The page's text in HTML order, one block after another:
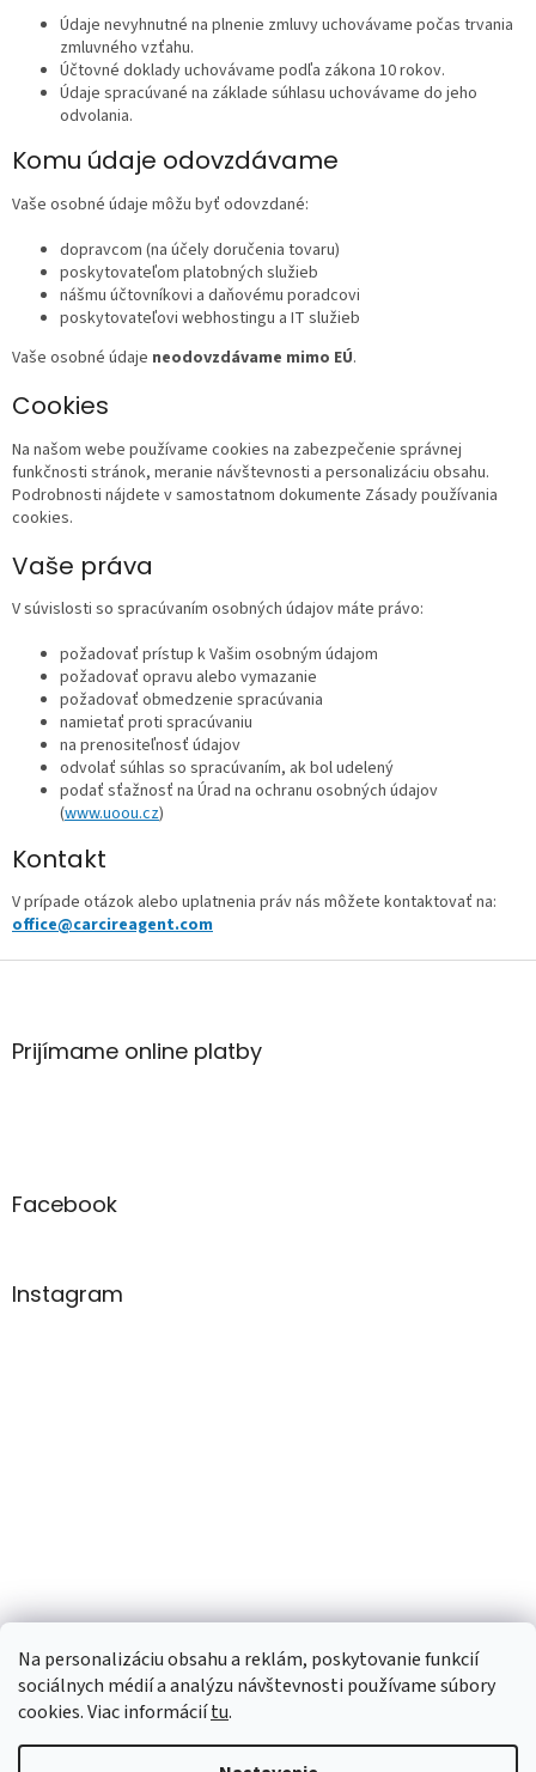
Na personalizáciu obsahu a reklám, poskytovanie funkcií
sociálnych médií a analýzu návštevnosti používame súbory
cookies. Viac informáciítu.
Údaje nevyhnutné na plnenie zmluvy uchovávame počas trvania
zmluvného vzťahu.
Účtovné doklady uchovávame podľa zákona 10 rokov.
Údaje spracúvané na základe súhlasu uchovávame do jeho
odvolania.
Komu údaje odovzdávame
Vaše osobné údaje môžu byť odovzdané:
dopravcom (na účely doručenia tovaru)
poskytovateľom platobných služieb
nášmu účtovníkovi a daňovému poradcovi
poskytovateľovi webhostingu a IT služieb
Vaše osobné údaje neodovzdávame mimo EÚ.
Cookies
Na našom webe používame cookies na zabezpečenie správnej
funkčnosti stránok, meranie návštevnosti a personalizáciu obsahu.
Podrobnosti nájdete v samostatnom dokumente Zásady používania
cookies.
Vaše práva
V súvislosti so spracúvaním osobných údajov máte právo:
požadovať prístup k Vašim osobným údajom
požadovať opravu alebo vymazanie
požadovať obmedzenie spracúvania
namietať proti spracúvaniu
na prenositeľnosť údajov
odvolať súhlas so spracúvaním, ak bol udelený
podať sťažnosť na Úrad na ochranu osobných údajov
(www.uoou.cz)
Kontakt
V prípade otázok alebo uplatnenia práv nás môžete kontaktovať na:
office@carcireagent.com
Z
äPrijímame online platby
Facebook
Instagram